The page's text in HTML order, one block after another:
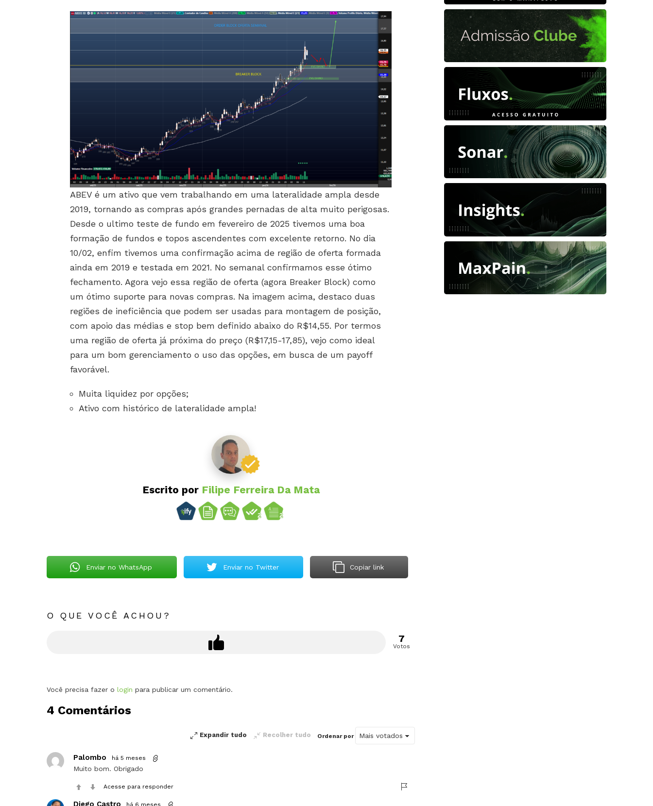
ABEV é um ativo que vem trabalhando em uma lateralidade ampla desde
2019, tornando as compras após grandes pernadas de alta muito perigosas.
Desde o ultimo teste de fundo em fevereiro de 2025 tivemos uma boa
formação de fundos e topos ascendentes com excelente retorno. No dia
10/02, enfim tivemos uma confirmação acima de região de oferta formada
ainda em 2019 e testada em 2021. No semanal confirmamos esse ótimo
fechamento. Agora vejo essa região de oferta (agora Breaker Block) como
um ótimo suporte para novas compras. Na imagem acima, destaco duas
regiões de ineficiência que podem ser usadas para montagem de posição,
com apoio das médias e stop bem definido abaixo do R$14,55. Por termos
uma região de oferta já próxima do preço (R$17,15-17,85), vejo como ideal
para um bom gerenciamento o uso das opções, em busca de um payoff
favorável.
Muita liquidez por opções;
Ativo com histórico de lateralidade ampla!
Escrito por Filipe Ferreira Da Mata
Enviar no WhatsApp Enviar no Twitter Copiar link
O QUE VOCÊ ACHOU?
7
Votos
Deixe
comentário
Você precisa fazer o login para publicar um comentário.
4 Comentários
Expandir tudo Recolher tudo Ordenar por
Palombo há 5 meses
Muito bom. Obrigado
Acesse para responder
Diego Castro há 6 meses